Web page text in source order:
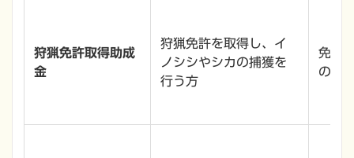
狩猟免許取得助成
金
狩猟免許を取得し、イ
ノシシやシカの捕獲を
行う方
免許
の1